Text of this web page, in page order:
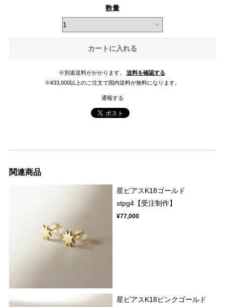
数量
カートに入れる
※別途送料がかかります。
送料を確認する
※¥33,000以上のご注文で国内送料が無料になります。
通報する
関連商品
星ピアスK18ゴールド
stpg4【受注制作】
¥77,000
星ピアスK18ピンクゴールド